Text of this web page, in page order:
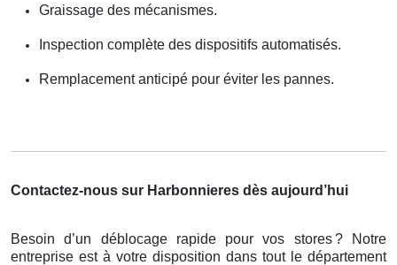
Graissage des mécanismes.
Inspection complète des dispositifs automatisés.
Remplacement anticipé pour éviter les pannes.
Contactez-nous sur Harbonnieres dès aujourd’hui
Besoin d’un déblocage rapide pour vos stores? Notre
entreprise est à votre disposition dans tout le département